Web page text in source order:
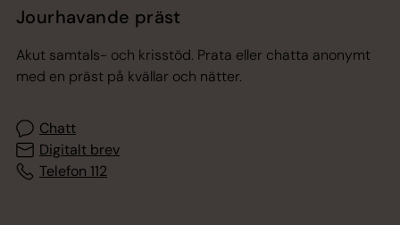
Jourhavande präst
Akut samtals- och krisstöd. Prata eller chatta anonymt
med en präst på kvällar och nätter.
Chatt
Digitalt brev
Telefon 112